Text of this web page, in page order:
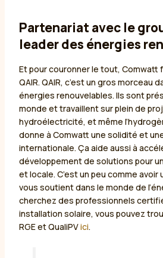
Partenariat avec le
leader des énergies
Et pour couronner le tout, Comwatt
QAIR. QAIR, c’est un gros morceau
énergies renouvelables. Ils sont
monde et travaillent sur plein de
hydroélectricité, et même
donne à Comwatt une solidité et
internationale. Ça aide aussi à
développement de solutions pour
et locale. C’est un peu comme avoir
vous soutient dans le monde de
cherchez des professionnels
installation solaire, vous pouvez
RGE et QualiPVici.